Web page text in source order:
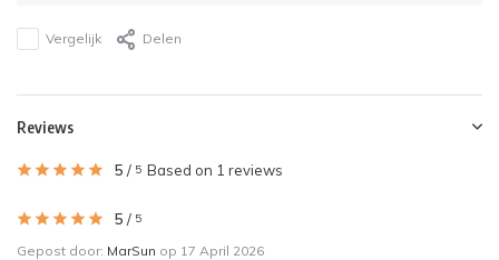
Vergelijk Delen
Reviews
5 / 5 Based on 1 reviews
5 / 5
Gepost door: MarSun op 17 April 2026